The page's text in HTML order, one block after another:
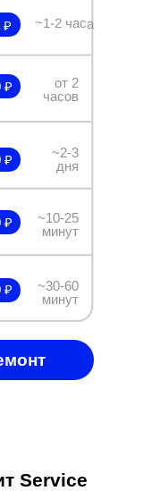
₽
₽
₽
~2-3
дня
₽
~30-60
минут
₽
~10-25
минут
от 2
часов
~1-2 часа
Service